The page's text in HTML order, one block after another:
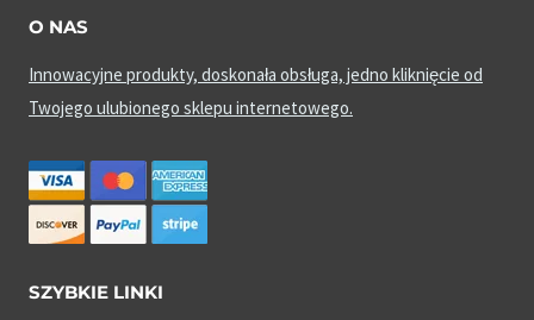
O NAS
Innowacyjne produkty, doskonała obsługa, jedno kliknięcie od
Twojego ulubionego sklepu internetowego.
SZYBKIE LINKI